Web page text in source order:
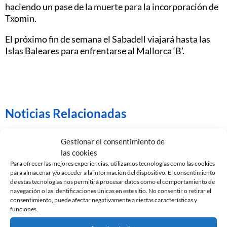
Gestionar el consentimiento de
las cookies
Para ofrecer las mejores experiencias, utilizamos tecnologías como las cookies
para almacenar y/o acceder a la información del dispositivo. El consentimiento
de estas tecnologías nos permitirá procesar datos como el comportamiento de
navegación o las identificaciones únicas en este sitio. No consentir o retirar el
consentimiento, puede afectar negativamente a ciertas características y
funciones.
haciendo un pase de la muerte para la incorporación de
Txomin.
El próximo fin de semana el Sabadell viajará hasta las
Islas Baleares para enfrentarse al Mallorca ‘B’.
Noticias Relacionadas